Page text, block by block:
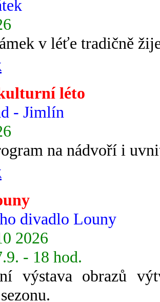
v léťe tradičně
léto
- Jimlín
na nádvoří i
divadlo Louny
2026
- 18 hod.
výstava obrazů